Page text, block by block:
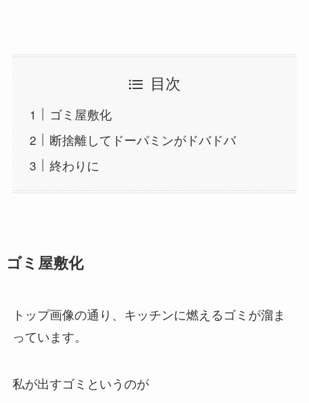
目次
ゴミ屋敷化
断捨離してドーパミンがドバドバ
終わりに
ゴミ屋敷化
トップ画像の通り、キッチンに燃えるゴミが溜ま
っています。
私が出すゴミというのが